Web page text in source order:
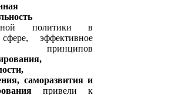
политики в
эффективное
принципов
саморазвития и
привели к